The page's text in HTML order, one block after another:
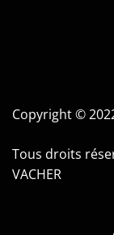
Copyright ©
Tous droits
VACHER